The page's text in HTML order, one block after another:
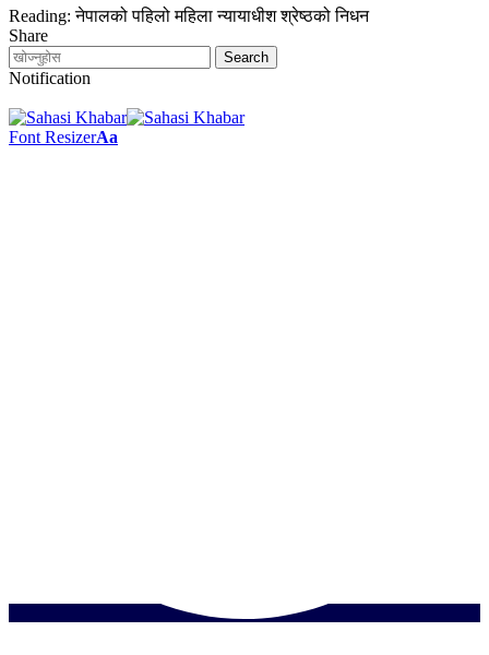
Reading: नेपालको पहिलो महिला न्यायाधीश श्रेष्ठको निधन
Share
Notification
Font ResizerAa